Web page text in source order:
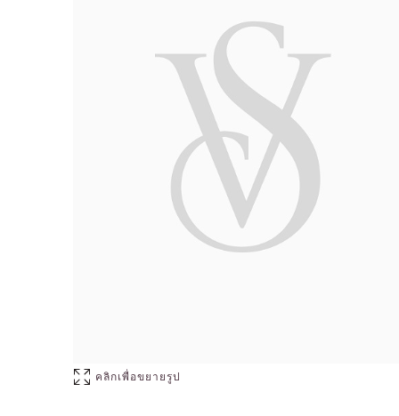
คลิกเพื่อขยายรูป